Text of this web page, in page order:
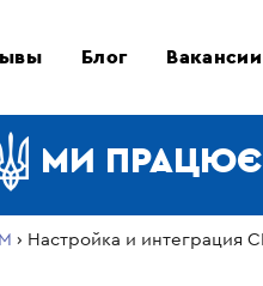
Блог Вакансии
МИ
› Настройка и интеграция